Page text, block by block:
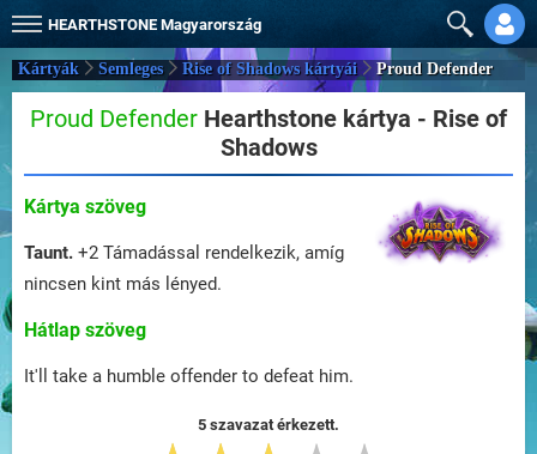
HEARTHSTONE Magyarország
Kártyák Semleges Rise of Shadows kártyái Proud Defender
Proud Defender Hearthstone kártya - Rise of
Shadows
Kártya szöveg
Taunt. +2 Támadással rendelkezik, amíg
nincsen kint más lényed.
Hátlap szöveg
It'll take a humble offender to defeat him.
5 szavazat érkezett.